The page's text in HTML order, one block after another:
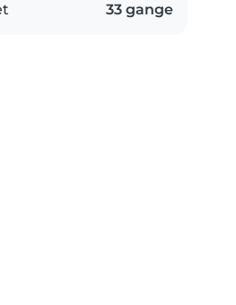
33 gange